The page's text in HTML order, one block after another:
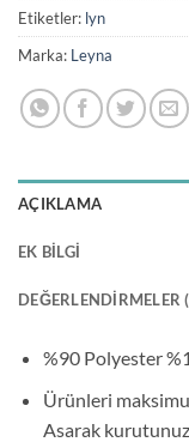
Etiketler: lyn
Marka: Leyna
AÇIKLAMA
EK BILGI
DEĞERLENDIRMELER
%90 Polyester
Ürünleri
Asarak